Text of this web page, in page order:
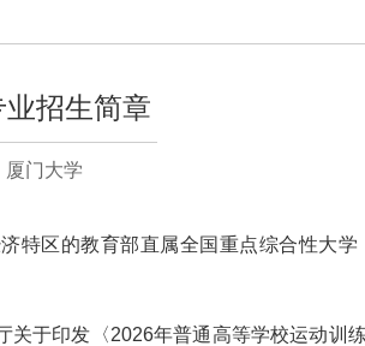
招生简章
厦门大学
特区的教育部直属全国重点综合性大学
于印发〈2026年普通高等学校运动训